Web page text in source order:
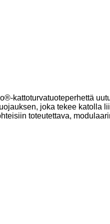
kattoturvatuoteperhettä
joka tekee katolla
toteutettava,